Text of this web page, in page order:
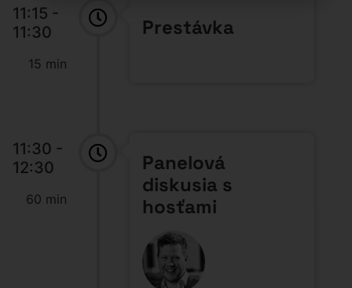
11:15 -
11:30
15 min
Prestávka
11:30 -
12:30
60 min
Panelová
diskusia s
hosťami